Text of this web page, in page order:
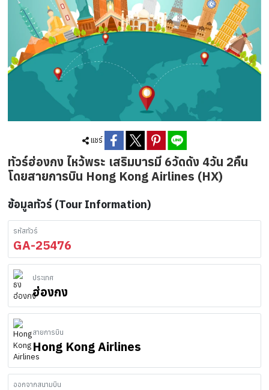
แชร์
ทัวร์ฮ่องกง ไหว้พระ เสริมบารมี 6วัดดัง 4วัน 2คืน
โดยสายการบิน Hong Kong Airlines (HX)
ข้อมูลทัวร์ (Tour Information)
รหัสทัวร์
GA-25476
ประเทศ
ฮ่องกง
สายการบิน
Hong Kong Airlines
ออกจากสนามบิน